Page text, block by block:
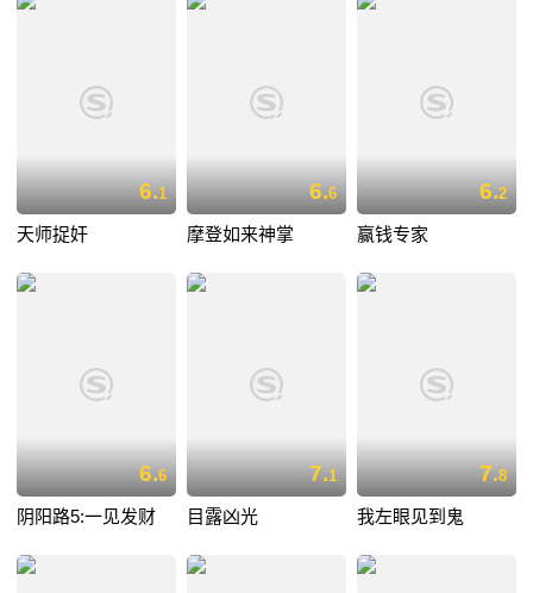
6.1
天师捉奸
6.6
摩登如来神掌
6.2
赢钱专家
6.6
阴阳路5:一见发财
7.1
目露凶光
7.8
我左眼见到鬼